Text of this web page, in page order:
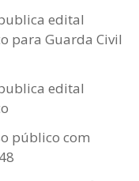
edital
para Guarda Civil
edital
público com